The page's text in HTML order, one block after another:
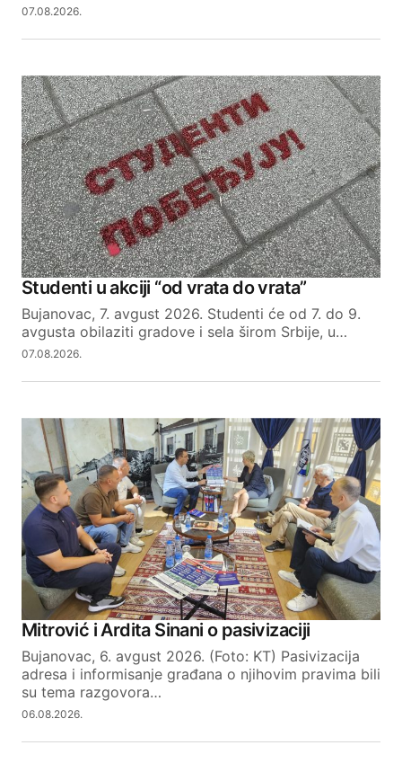
07.08.2026.
Studenti u akciji “od vrata do vrata”
Bujanovac, 7. avgust 2026. Studenti će od 7. do 9.
avgusta obilaziti gradove i sela širom Srbije, u…
07.08.2026.
Mitrović i Ardita Sinani o pasivizaciji
Bujanovac, 6. avgust 2026. (Foto: KT) Pasivizacija
adresa i informisanje građana o njihovim pravima bili
su tema razgovora…
06.08.2026.